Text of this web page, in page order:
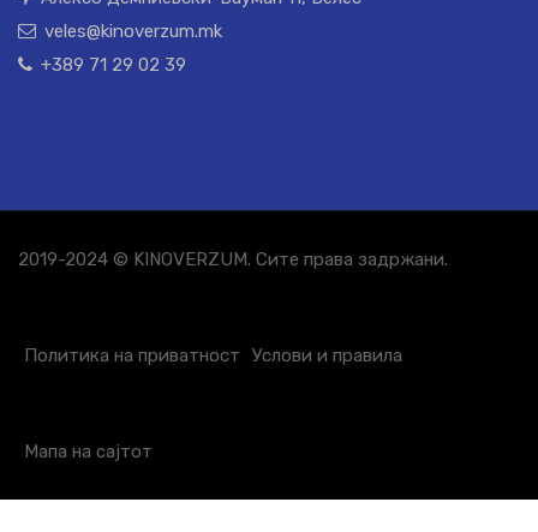
veles@kinoverzum.mk
+389 71 29 02 39
2019-2024 © KINOVERZUM. Сите права задржани.
Политика на приватност Услови и правила
Мапа на сајтот